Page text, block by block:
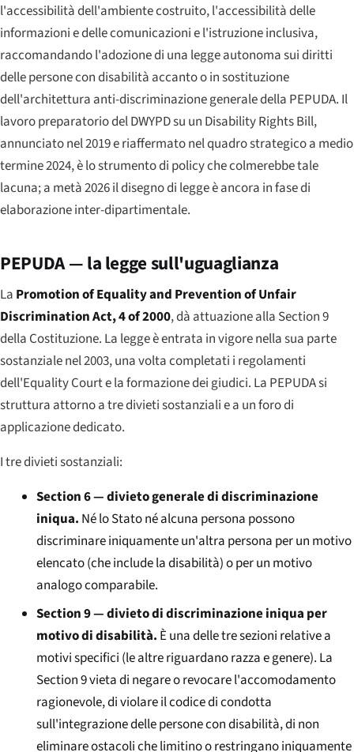
l'accessibilità dell'ambiente costruito, l'accessibilità delle
informazioni e delle comunicazioni e l'istruzione inclusiva,
raccomandando l'adozione di una legge autonoma sui diritti
delle persone con disabilità accanto o in sostituzione
dell'architettura anti-discriminazione generale della PEPUDA. Il
lavoro preparatorio del DWYPD su un Disability Rights Bill,
annunciato nel 2019 e riaffermato nel quadro strategico a medio
termine 2024, è lo strumento di policy che colmerebbe tale
lacuna; a metà 2026 il disegno di legge è ancora in fase di
elaborazione inter-dipartimentale.
PEPUDA — la legge sull'uguaglianza
La Promotion of Equality and Prevention of Unfair
Discrimination Act, 4 of 2000, dà attuazione alla Section 9
della Costituzione. La legge è entrata in vigore nella sua parte
sostanziale nel 2003, una volta completati i regolamenti
dell'Equality Courte la formazione dei giudici. La PEPUDA si
struttura attorno a tre divieti sostanziali e a un foro di
applicazione dedicato.
I tre divieti sostanziali:
Section 6 — divieto generale di discriminazione
iniqua. Né lo Stato né alcuna persona possono
discriminare iniquamente un'altra persona per un motivo
elencato (che include la disabilità) o per un motivo
analogo comparabile.
Section 9 — divieto di discriminazione iniqua per
motivo di disabilità. È una delle tre sezioni relative a
motivi specifici (le altre riguardano razza e genere). La
Section 9 vieta di negare o revocare l'accomodamento
ragionevole, di violare il codice di condotta
sull'integrazione delle persone con disabilità, di non
eliminare ostacoli che limitino o restringano iniquamente